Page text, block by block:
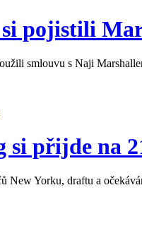
pojistili
smlouvu s Naji
si přijde na
New Yorku, draftu a